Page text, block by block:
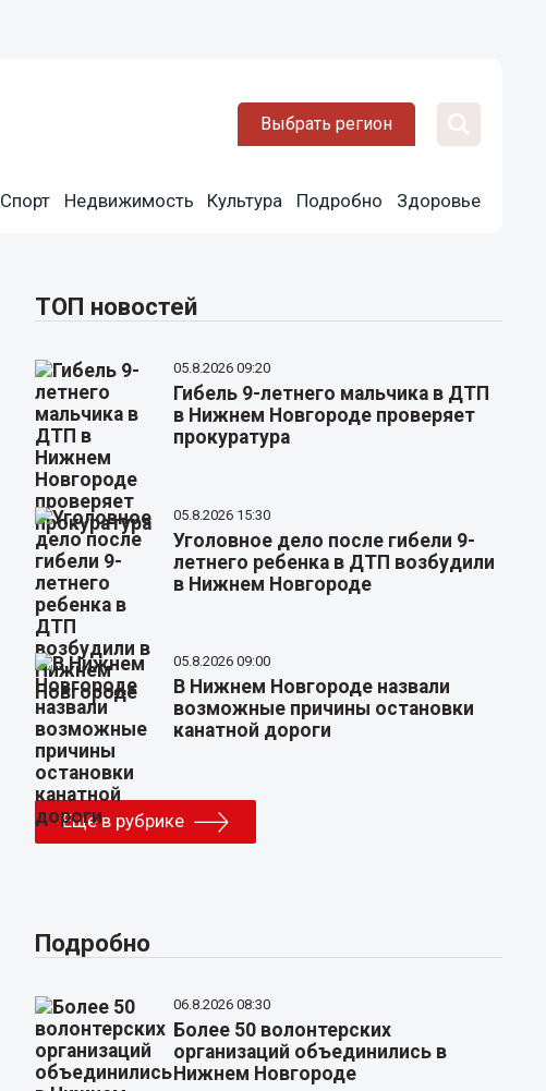
Выбрать регион
Спорт Недвижимость Культура Подробно Здоровье
ТОП новостей
05.8.2026 09:20
Гибель 9-летнего мальчика в ДТП
в Нижнем Новгороде проверяет
прокуратура
05.8.2026 15:30
Уголовное дело после гибели 9-
летнего ребенка в ДТП возбудили
в Нижнем Новгороде
05.8.2026 09:00
В Нижнем Новгороде назвали
возможные причины остановки
канатной дороги
Еще в рубрике
Подробно
06.8.2026 08:30
Более 50 волонтерских
организаций объединились в
Нижнем Новгороде